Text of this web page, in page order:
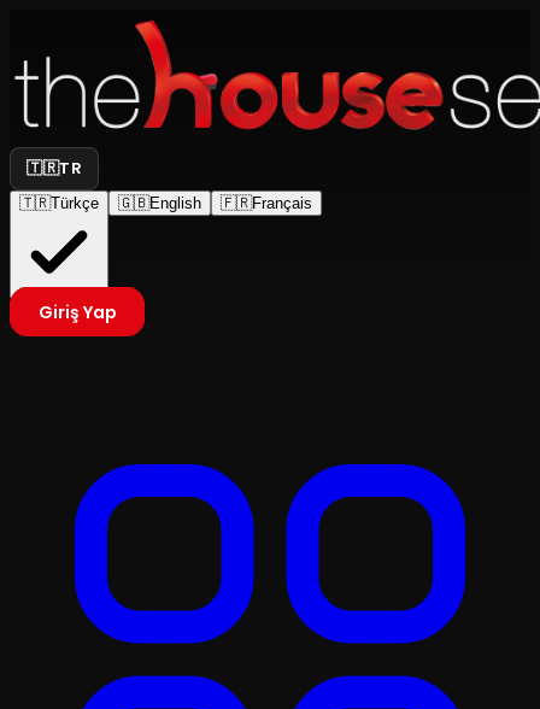
🇹🇷TR
🇹🇷Türkçe 🇬🇧English 🇫🇷Français
Giriş Yap